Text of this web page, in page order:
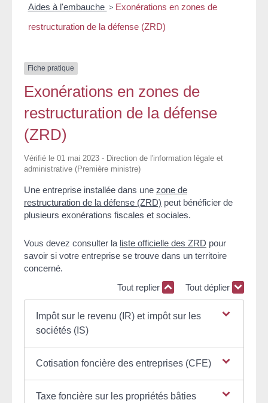
Aides à l'embauche > Exonérations en zones de
restructuration de la défense (ZRD)
Fiche pratique
Exonérations en zones de
restructuration de la défense
(ZRD)
Vérifié le 01 mai 2023 - Direction de l'information légale et
administrative (Première ministre)
Une entreprise installée dans une zone de
restructuration de la défense (ZRD) peut bénéficier de
plusieurs exonérations fiscales et sociales.
Vous devez consulter la liste officielle des ZRD pour
savoir si votre entreprise se trouve dans un territoire
concerné.
Tout replier
Tout déplier
Impôt sur le revenu (IR) et impôt sur les
sociétés (IS)
Cotisation foncière des entreprises (CFE)
Taxe foncière sur les propriétés bâties